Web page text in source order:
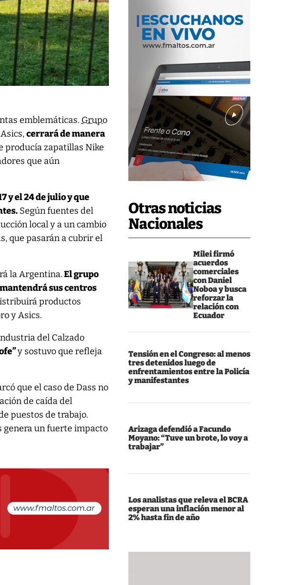
Otras noticias
Nacionales
Milei firmó
acuerdos
comerciales
con Daniel
Noboa y busca
reforzar la
relación con
Ecuador
Tensión en el Congreso: al menos
tres detenidos luego de
enfrentamientos entre la Policía
y manifestantes
Arizaga defendió a Facundo
Moyano: “Tuve un brote, lo voy a
trabajar”
Los analistas que releva el BCRA
esperan una inflación menor al
2% hasta fin de año
emblemáticas. Grupo
cerrará de manera
producía zapatillas Nike
que aún
y el 24 de julio y que
Según fuentes del
local y a un cambio
que pasarán a cubrir el
la Argentina.El grupo
sus centros
productos
y Asics.
del Calzado
y sostuvo que refleja
que el caso de Dass no
de caída del
puestos de trabajo.
genera un fuerte impacto